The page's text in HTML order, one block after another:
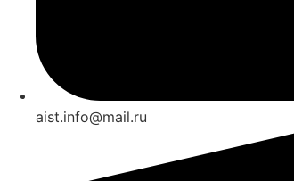
aist.info@mail.ru